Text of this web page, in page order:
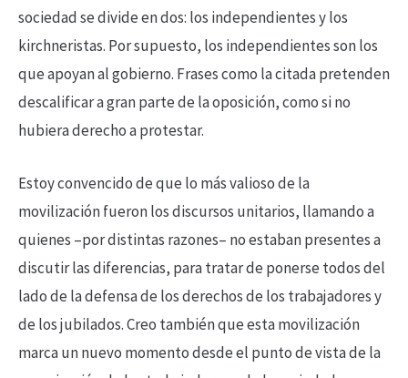
sociedad se divide en dos: los independientes y los
kirchneristas. Por supuesto, los independientes son los
que apoyan al gobierno. Frases como la citada pretenden
descalificar a gran parte de la oposición, como si no
hubiera derecho a protestar.
Estoy convencido de que lo más valioso de la
movilización fueron los discursos unitarios, llamando a
quienes –por distintas razones– no estaban presentes a
discutir las diferencias, para tratar de ponerse todos del
lado de la defensa de los derechos de los trabajadores y
de los jubilados. Creo también que esta movilización
marca un nuevo momento desde el punto de vista de la